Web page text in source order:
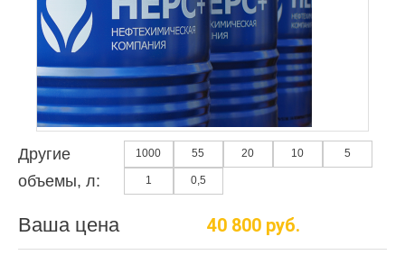
Другие
объемы, л:
1000 55 20 10 5
1 0,5
Ваша цена 40 800 руб.